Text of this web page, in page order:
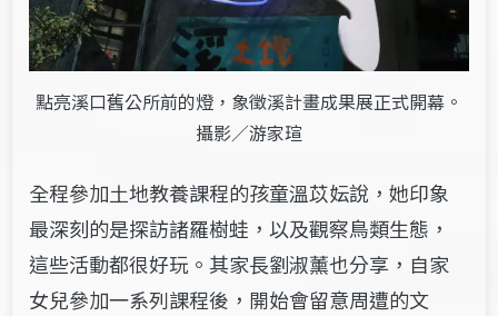
點亮溪口舊公所前的燈，象徵溪計畫成果展正式開幕。
攝影／游家瑄
全程參加土地教養課程的孩童溫苡妘說，她印象
最深刻的是探訪諸羅樹蛙，以及觀察鳥類生態，
這些活動都很好玩。其家長劉淑薰也分享，自家
女兒參加一系列課程後，開始會留意周遭的文